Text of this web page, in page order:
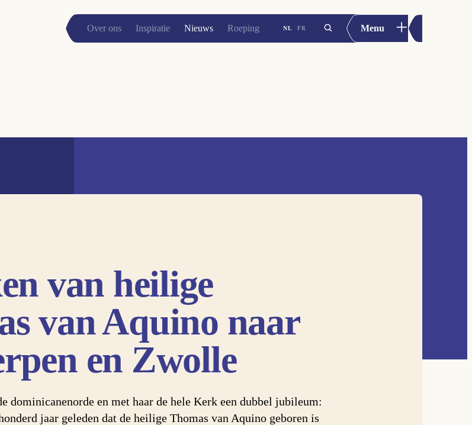
Over ons Inspiratie Nieuws Roeping NL FR Menu +
van heilige
van Aquino naar
en Zwolle
dominicanenorde en met haar de hele Kerk een dubbel jubileum:
jaar geleden dat de heilige Thomas van Aquino geboren is